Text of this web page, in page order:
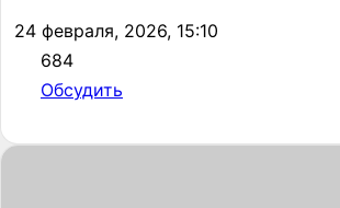
24 февраля, 2026, 15:10
684
Обсудить